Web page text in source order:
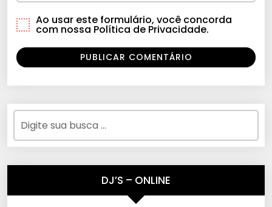
Ao usar este formulário, você concorda
com nossa Política de Privacidade.
DJ’S – ONLINE